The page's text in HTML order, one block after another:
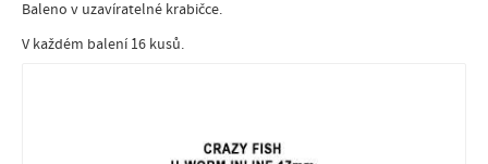
Baleno v uzavíratelné krabičce.
V každém balení 16 kusů.